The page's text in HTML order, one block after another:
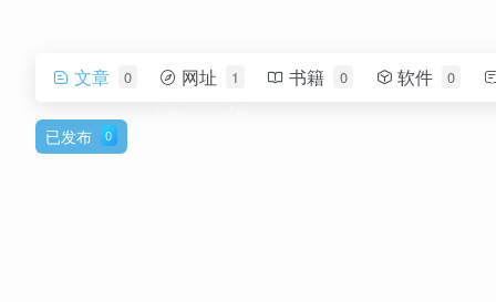
文章 0 网址 1 书籍 0 软件 0
已发布 0